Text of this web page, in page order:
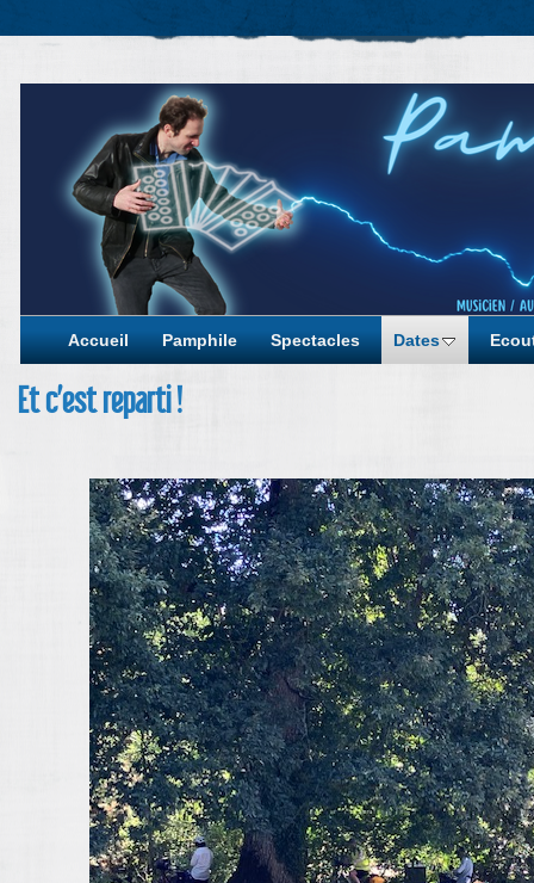
Accueil Pamphile Spectacles Dates
Et c’est reparti !